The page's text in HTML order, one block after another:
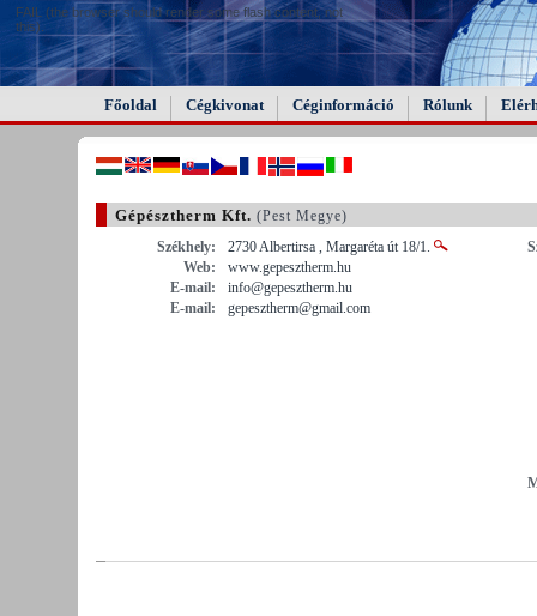
FAIL (the browser should render some flash content, not
this).
Főoldal Cégkivonat Céginformáció Rólunk
Gépésztherm Kft. (Pest Megye)
Székhely:
2730 Albertirsa , Margaréta út 18/1.
Web:
www.gepesztherm.hu
E-mail:
info@gepesztherm.hu
E-mail:
gepesztherm@gmail.com